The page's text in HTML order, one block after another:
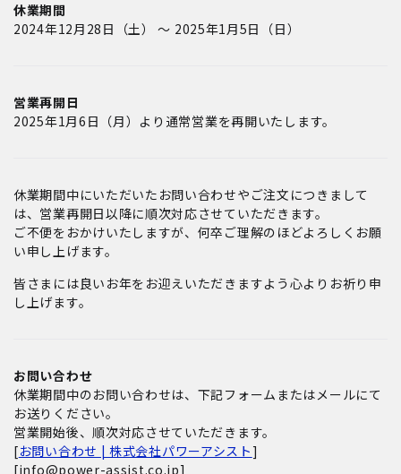
休業期間
2024年12月28日（土） ～ 2025年1月5日（日）
営業再開日
2025年1月6日（月）より通常営業を再開いたします。
休業期間中にいただいたお問い合わせやご注文につきまして
は、営業再開日以降に順次対応させていただきます。
ご不便をおかけいたしますが、何卒ご理解のほどよろしくお願
い申し上げます。
皆さまには良いお年をお迎えいただきますよう心よりお祈り申
し上げます。
お問い合わせ
休業期間中のお問い合わせは、下記フォームまたはメールにて
お送りください。
営業開始後、順次対応させていただきます。
[お問い合わせ | 株式会社パワーアシスト ]
[info@power-assist.co.jp]